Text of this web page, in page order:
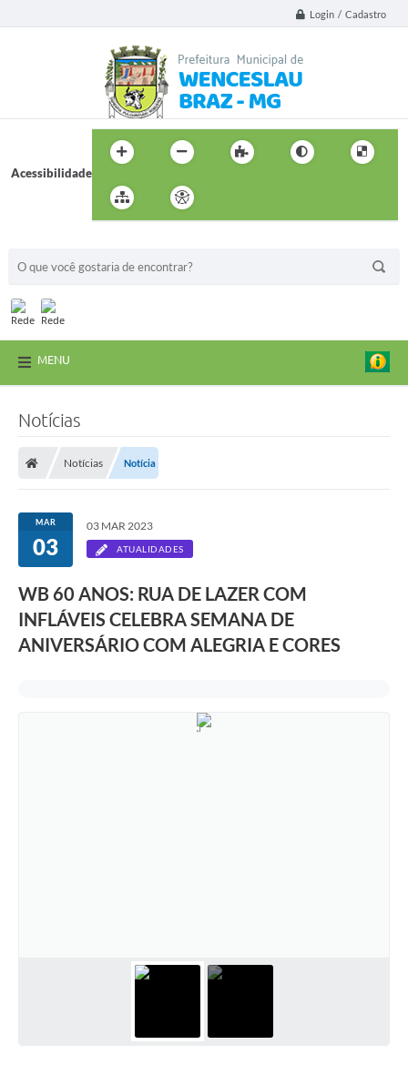
Login / Cadastro
Acessibilidade
MENU
Notícias
Notícias Notícia
MAR
03
03 MAR 2023
ATUALIDADES
WB 60 ANOS: RUA DE LAZER COM
INFLÁVEIS CELEBRA SEMANA DE
ANIVERSÁRIO COM ALEGRIA E CORES